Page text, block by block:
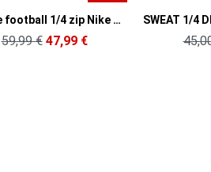
Aperçu rapide Haut de football 1/4 zip Nike Homme
59,99 € 47,99 €